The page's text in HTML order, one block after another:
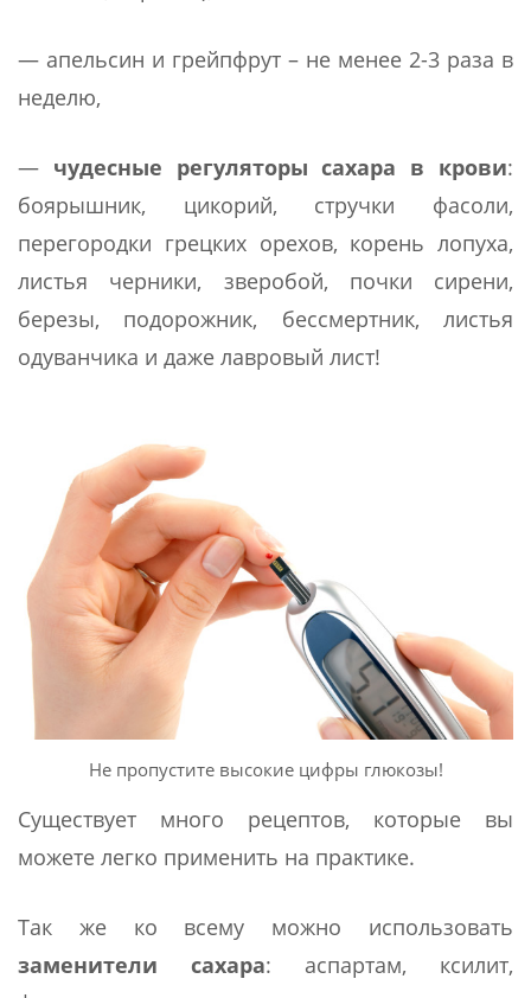
— апельсин и грейпфрут – не менее 2-3 раза в
неделю,
— чудесные регуляторы сахара в крови:
боярышник, цикорий, стручки фасоли,
перегородки грецких орехов, корень лопуха,
листья черники, зверобой, почки сирени,
березы, подорожник, бессмертник, листья
одуванчика и даже лавровый лист!
Не пропустите высокие цифры глюкозы!
Существует много рецептов, которые вы
можете легко применить на практике.
Так же ко всему можно использовать
заменители сахара: аспартам, ксилит,